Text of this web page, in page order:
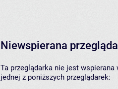
Niewspierana
Ta przeglądarka nie jest
jednej z poniższych przeglądarek: